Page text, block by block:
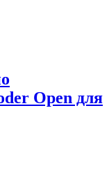
Open для